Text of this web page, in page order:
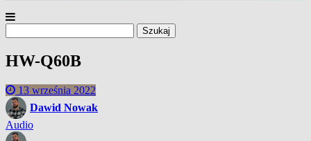
HW-Q60B
13 września 2022
Dawid Nowak
Audio